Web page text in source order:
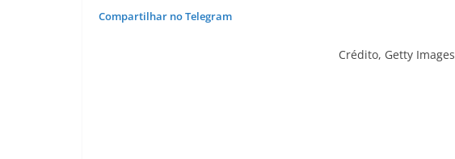
Compartilhar no Telegram
Crédito, Getty Images